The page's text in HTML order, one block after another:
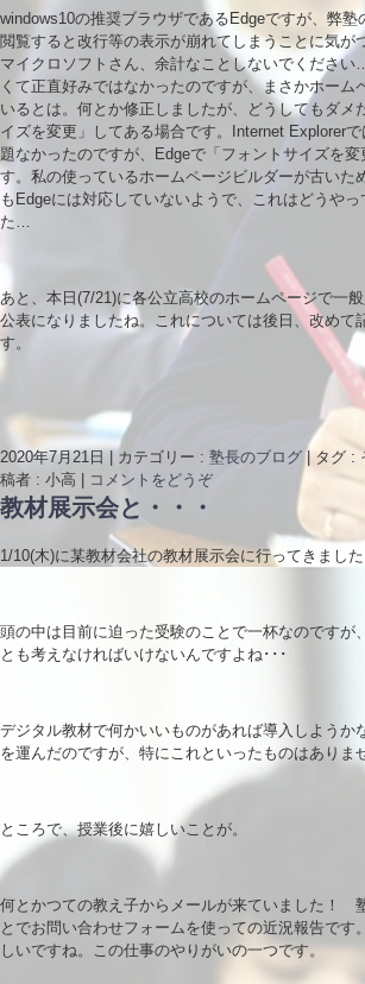
windows10の推奨ブラウザであるEdgeですが、弊塾
閲覧すると改行等の表示が崩れてしまうことに気
マイクロソフトさん、余計なことしないでくださ
くて正直好みではなかったのですが、まさかホーム
いるとは。何とか修正しましたが、どうしてもダメ
イズを変更」してある場合です。Internet Explorer
題なかったのですが、Edgeで「フォントサイズを変
す。私の使っているホームページビルダーが古いた
もEdgeには対応していないようで、これはどうや
た…
あと、本日(7/21)に各公立高校のホームページで一
公表になりましたね。これについては後日、改めて
す。
2020年7月21日 | カテゴリー : 塾長のブログ | タグ :
稿者 : 小高 | コメントをどうぞ
教材展示会と・・・
1/10(木)に某教材会社の教材展示会に行ってきました
頭の中は目前に迫った受験のことで一杯なのですが
とも考えなければいけないんですよね･･･
デジタル教材で何かいいものがあれば導入しようか
を運んだのですが、特にこれといったものはありま
ところで、授業後に嬉しいことが。
何とかつての教え子からメールが来ていました！
とでお問い合わせフォームを使っての近況報告です
しいですね。この仕事のやりがいの一つです。